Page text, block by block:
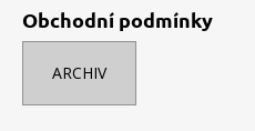
Obchodní podmínky
ARCHIV